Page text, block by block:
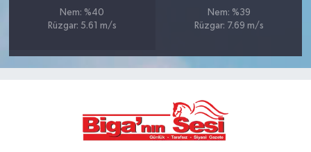
Nem: %40
Rüzgar: 5.61 m/s
Nem: %39
Rüzgar: 7.69 m/s